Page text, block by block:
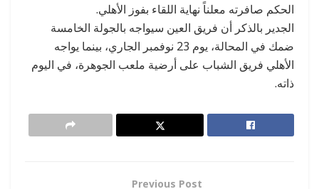
الحكم صافرته معلناً نهاية اللقاء بفوز الأهلي.
الجدير بالذكر أن فريق العين سيواجه بالجولة الخامسة
ضمك في المحالة، يوم 23 نوفمبر الجاري، بينما يواجه
الأهلي فريق الشباب على أرضية ملعب الجوهرة، في اليوم
ذاته.
Previous Post